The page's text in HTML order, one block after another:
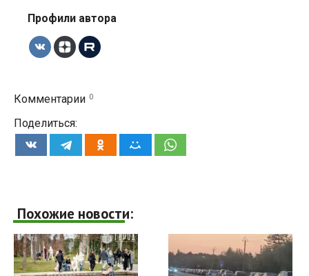
Профили автора
Комментарии 0
Поделиться:
Похожие новости: